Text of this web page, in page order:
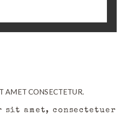
AMET CONSECTETUR.
sit amet, consectetuer